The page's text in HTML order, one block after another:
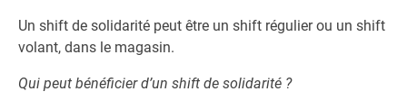
Un shift de solidarité peut être un shift régulier ou un shift
volant, dans le magasin.
Qui peut bénéficier d’un shift de solidarité ?